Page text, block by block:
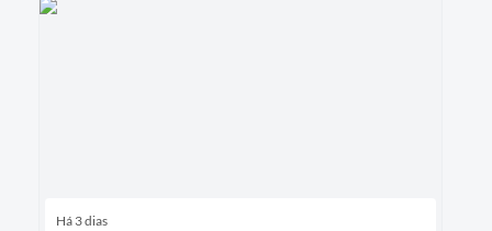
Há 3 dias